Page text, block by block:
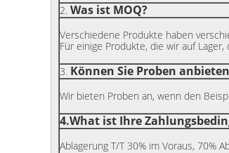
2. Was ist MOQ?
Verschiedene Produkte haben
Für einige Produkte, die wir auf
3. Können Sie Proben
Wir bieten Proben an, wenn den
4.What ist Ihre
Ablagerung T/T 30% im Voraus, 70%